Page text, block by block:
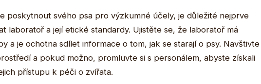
poskytnout svého psa pro výzkumné účely, je důležité nejprve
laboratoř a její etické standardy. Ujistěte se, že laboratoř má
a je ochotna sdílet informace o tom, jak se starají o psy. Navštivte
a pokud možno, promluvte si s personálem, abyste získali
přístupu k péči o zvířata.